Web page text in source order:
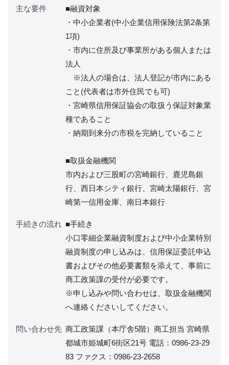
主な要件
■融資対象
・中小企業者(中小企業信用保険法第2条第
1項)
・市内に住所及び事業所がある個人または
法人
※法人の場合は、法人登記が市内にある
こと(代表者は市外住民でも可)
・宮崎県信用保証協会の取扱う保証対象業
種であること
・納期到来分の市税を完納していること
■取扱金融機関
市内および三股町の宮崎銀行、鹿児島銀
行、西日本シティ銀行、宮崎太陽銀行、宮
崎第一信用金庫、南日本銀行
手続きの流れ ■手続き
小口零細企業融資制度および中小企業特別
融資制度の申し込みは、信用保証委託申込
書およびその他必要書類を添えて、事前に
商工政策課の受付が必要です。
※申し込みや問い合わせは、取扱金融機関
へ連絡くださいしてください。
問い合わせ先 商工政策課（本庁舎5階）商工担当 宮崎県
都城市姫城町6街区21号 電話：0986-23‐29
83 ファクス：0986‐23-2658